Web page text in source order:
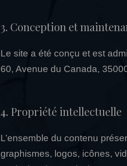
3. Conception et
Le site a été conçu et est
60, Avenue du Canada,
4. Propriété intellectuelle
L’ensemble du contenu
graphismes, logos, icônes,